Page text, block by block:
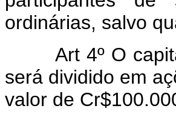
ordinárias, salvo
Art 4º O
será dividido em
valor de